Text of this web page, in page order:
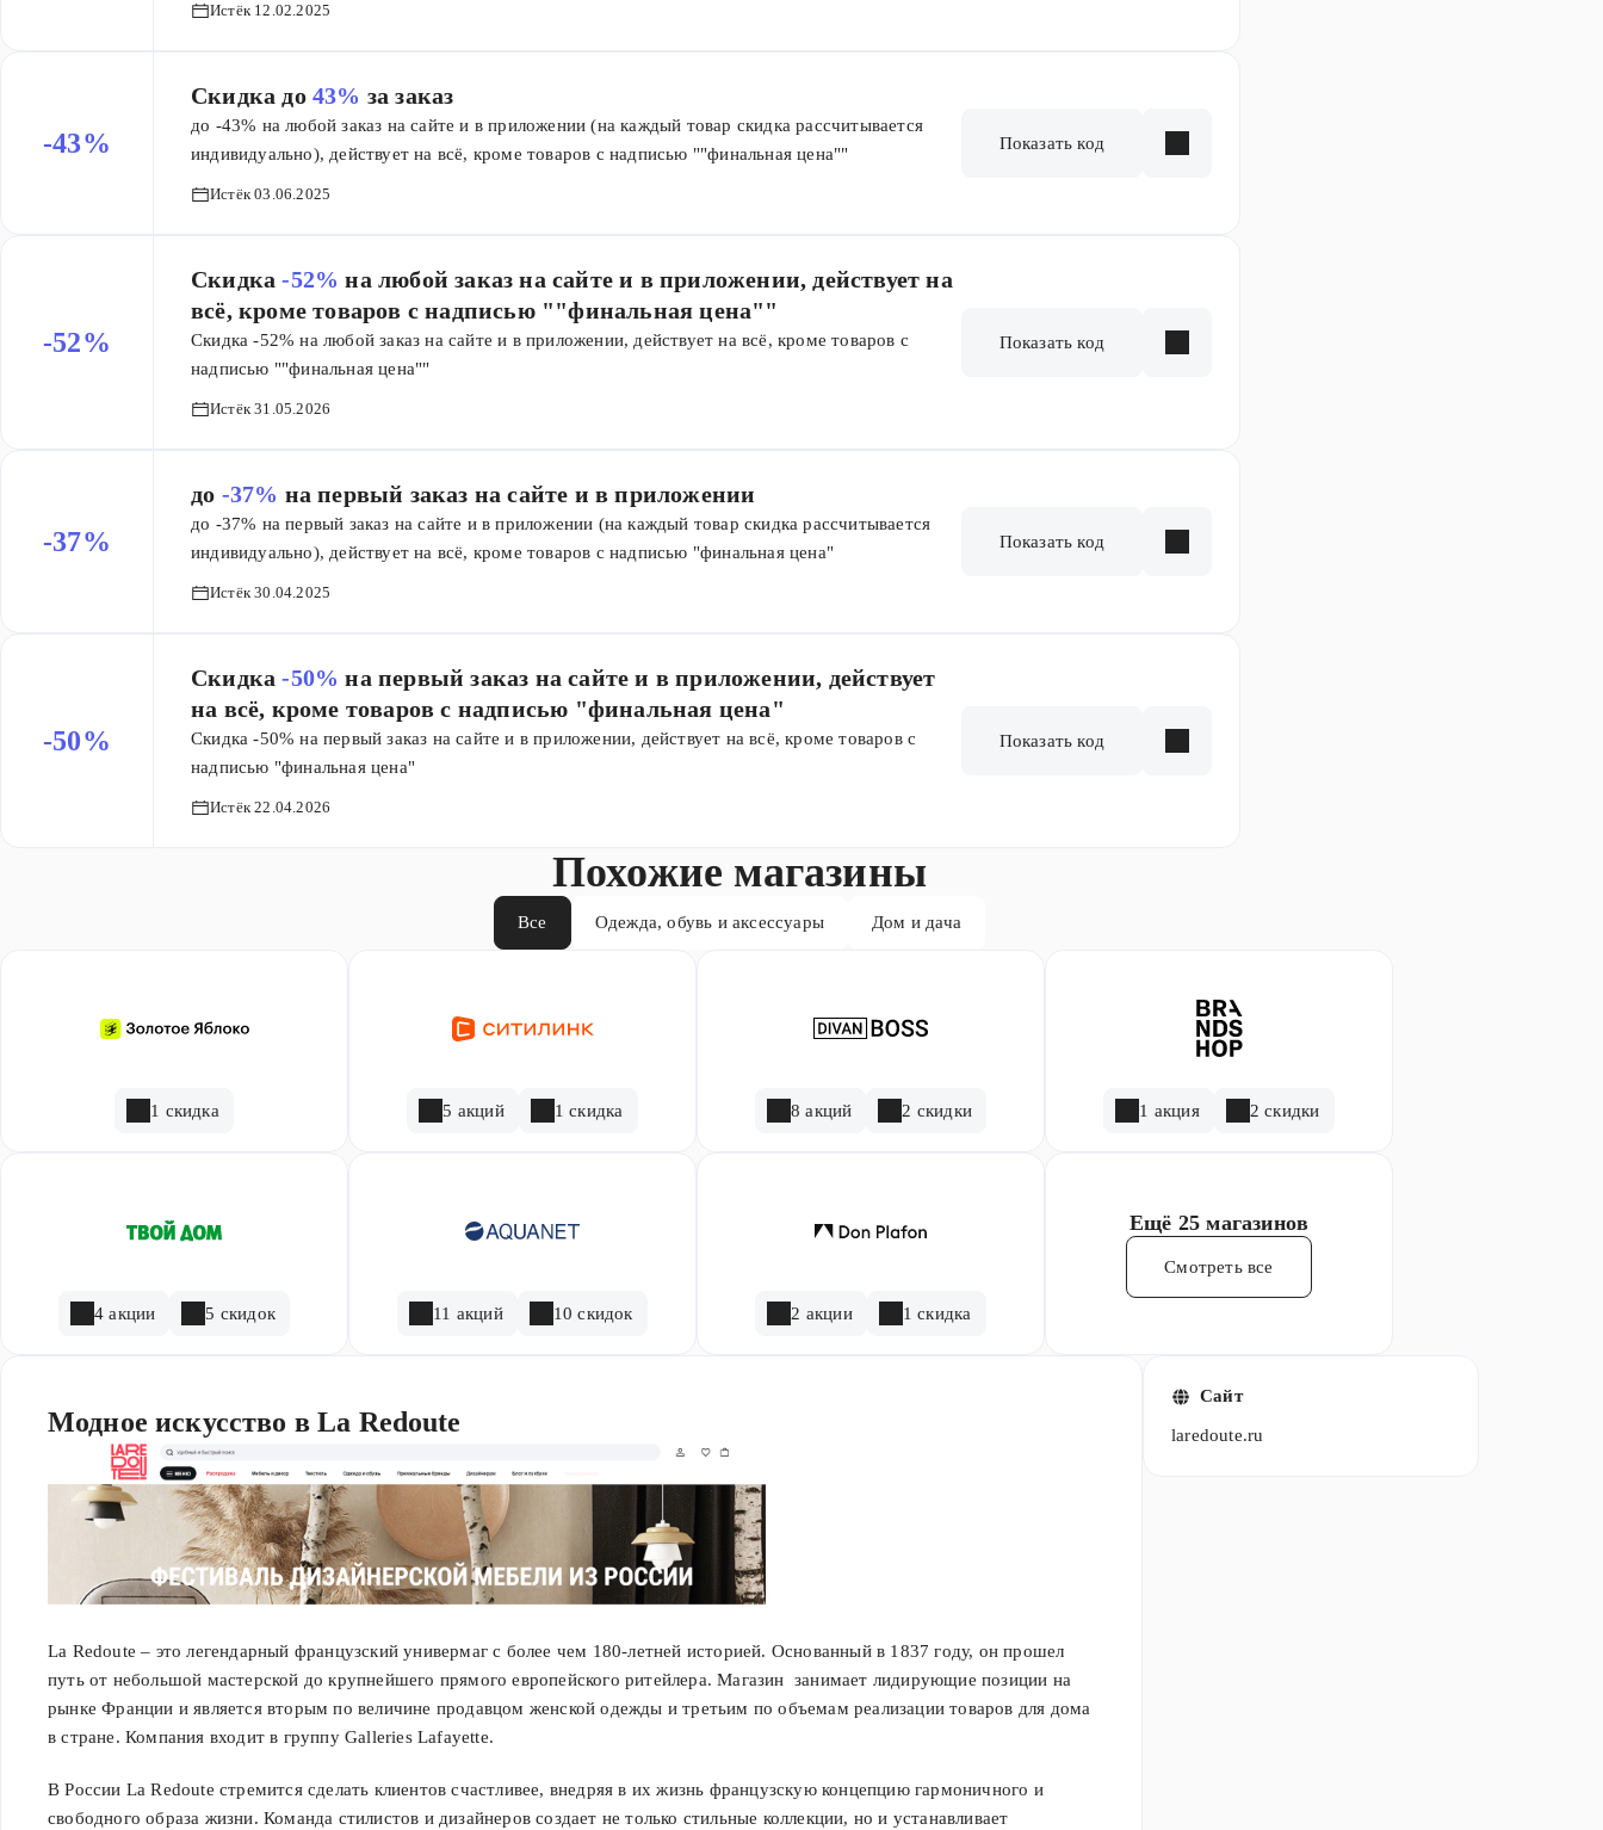
Истёк 12.02.2025
-43%
Скидка до43% за заказ
до -43% на любой заказ на сайте и в приложении (на каждый товар скидка рассчитывается
индивидуально), действует на всё, кроме товаров с надписью ""финальная цена""
Истёк 03.06.2025
Показать код
-52%
Скидка-52%на любой заказ на сайте и в приложении, действует на
всё, кроме товаров с надписью ""финальная цена""
Скидка -52% на любой заказ на сайте и в приложении, действует на всё, кроме товаров с
надписью ""финальная цена""
Истёк 31.05.2026
Показать код
-37%
до -37% на первый заказ на сайте и в приложении
до -37% на первый заказ на сайте и в приложении (на каждый товар скидка рассчитывается
индивидуально), действует на всё, кроме товаров с надписью "финальная цена"
Истёк 30.04.2025
Показать код
-50%
Скидка-50%на первый заказ на сайте и в приложении, действует
на всё, кроме товаров с надписью "финальная цена"
Скидка -50% на первый заказ на сайте и в приложении, действует на всё, кроме товаров с
надписью "финальная цена"
Истёк 22.04.2026
Показать код
Похожие магазины
Все Одежда, обувь и аксессуары Дом и дача
1 скидка 5 акций 1 скидка 8 акций 2 скидки 1 акция 2 скидки
4 акции 5 скидок 11 акций 10 скидок 2 акции 1 скидка
Ещё 25 магазинов
Смотреть все
Модное искусство в La Redoute
La Redoute – это легендарный французский универмаг с более чем 180-летней историей. Основанный в 1837 году, он прошел
путь от небольшой мастерской до крупнейшего прямого европейского ритейлера. Магазин занимает лидирующие позиции на
рынке Франции и является вторым по величине продавцом женской одежды и третьим по объемам реализации товаров для дома
в стране. Компания входит в группу Galleries Lafayette.
В России La Redoute стремится сделать клиентов счастливее, внедряя в их жизнь французскую концепцию гармоничного и
свободного образа жизни. Команда стилистов и дизайнеров создает не только стильные коллекции, но и устанавливает
Сайт
laredoute.ru